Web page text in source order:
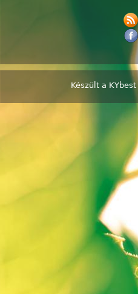
Készült a KYbest